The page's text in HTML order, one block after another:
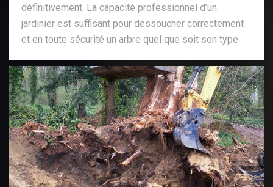
définitivement. La capacité professionnel d’un
jardinier est suffisant pour dessoucher correctement
et en toute sécurité un arbre quel que soit son type.